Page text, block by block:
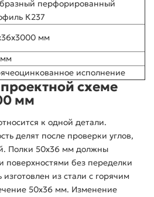
перфорированный
К237
мм
исполнение
схеме
мм
к одной детали.
делят после проверки углов,
Полки 50x36 мм должны
поверхностями без переделки
из стали с горячим
50x36 мм. Изменение